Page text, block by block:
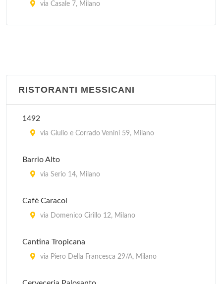
via Casale 7, Milano
viale Tibaldi 1, Milano
RISTORANTI MESSICANI
1492
via Giulio e Corrado Venini 59, Milano
Barrio Alto
via Serio 14, Milano
Cafè Caracol
via Domenico Cirillo 12, Milano
Cantina Tropicana
via Piero Della Francesca 29/A, Milano